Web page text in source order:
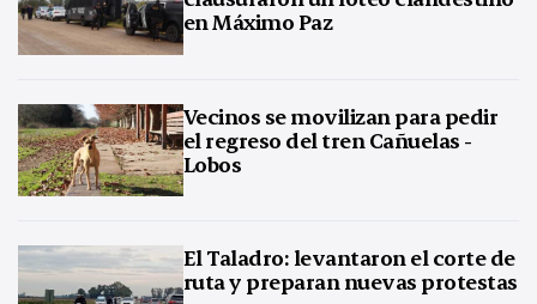
en Máximo Paz
Vecinos se movilizan para pedir
el regreso del tren Cañuelas -
Lobos
El Taladro: levantaron el corte de
ruta y preparan nuevas protestas